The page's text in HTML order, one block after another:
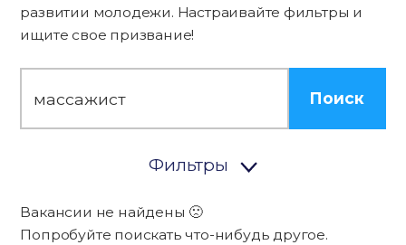
развитии молодежи. Настраивайте фильтры и
ищите свое призвание!
Поиск
Фильтры
Вакансии не найдены 🙁
Попробуйте поискать что-нибудь другое.